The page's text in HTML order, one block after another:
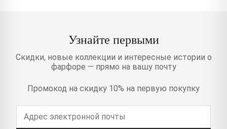
Узнайте первыми
Скидки, новые коллекции и интересные истории о
фарфоре — прямо на вашу почту
Промокод на скидку 10% на первую покупку